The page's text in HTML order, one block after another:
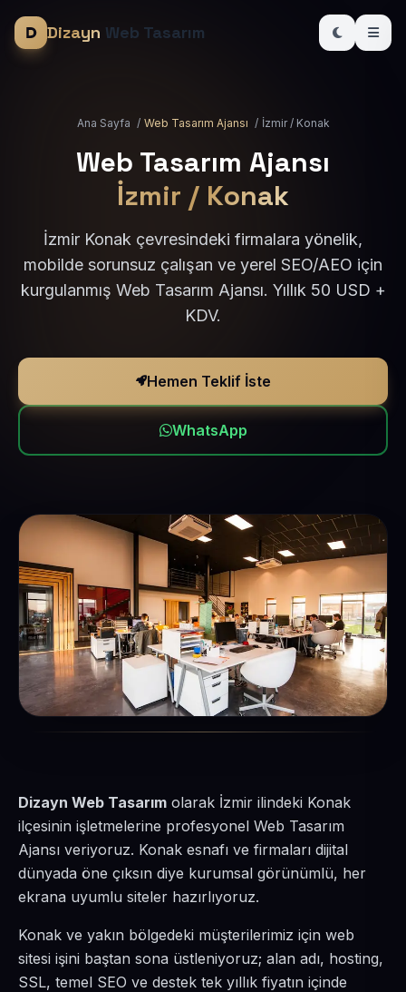
Dizayn Web Tasarım
Ana Sayfa / Web Tasarım Ajansı / İzmir / Konak
Web Tasarım Ajansı
İzmir / Konak
İzmir Konak çevresindeki firmalara yönelik,
mobilde sorunsuz çalışan ve yerel SEO/AEO için
kurgulanmış Web Tasarım Ajansı. Yıllık 50 USD +
KDV.
Hemen Teklif İste
WhatsApp
Dizayn Web Tasarım olarak İzmir ilindeki Konak
ilçesinin işletmelerine profesyonel Web Tasarım
Ajansı veriyoruz. Konak esnafı ve firmaları dijital
dünyada öne çıksın diye kurumsal görünümlü, her
ekrana uyumlu siteler hazırlıyoruz.
Konak ve yakın bölgedeki müşterilerimiz için web
sitesi işini baştan sona üstleniyoruz; alan adı, hosting,
SSL, temel SEO ve destek tek yıllık fiyatın içinde